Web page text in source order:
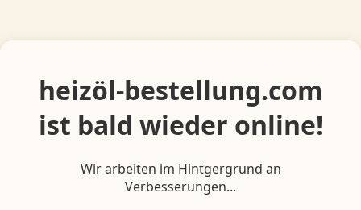
heizöl-bestellung.com
ist bald wieder online!
Wir arbeiten im Hintgergrund an
Verbesserungen...